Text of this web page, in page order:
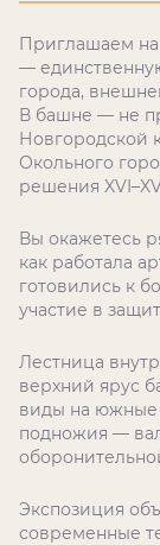
Приглашаем
—
города,
В башне — не
Новгородской
Окольного
решения
Вы окажетесь
как работала
готовились к
участие в
Лестница
верхний ярус
виды на южные
подножия —
Экспозиция
современные